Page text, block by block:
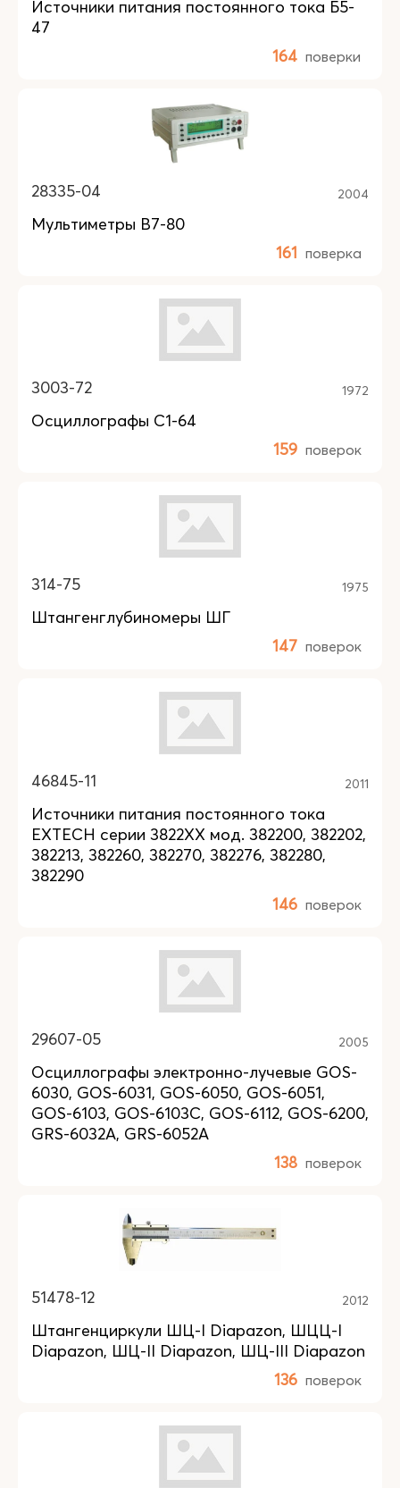
Источники питания постоянного тока Б5-
47
164 поверки
28335-04 2004
Мультиметры В7-80
161 поверка
3003-72 1972
Осциллографы С1-64
159 поверок
314-75 1975
Штангенглубиномеры ШГ
147 поверок
46845-11 2011
Источники питания постоянного тока
EXTECH серии 3822XX мод. 382200, 382202,
382213, 382260, 382270, 382276, 382280,
382290
146 поверок
29607-05 2005
Осциллографы электронно-лучевые GOS-
6030, GOS-6031, GOS-6050, GOS-6051,
GOS-6103, GOS-6103C, GOS-6112, GOS-6200,
GRS-6032A, GRS-6052A
138 поверок
51478-12 2012
Штангенциркули ШЦ-I Diapazon, ШЦЦ-I
Diapazon, ШЦ-II Diapazon, ШЦ-III Diapazon
136 поверок